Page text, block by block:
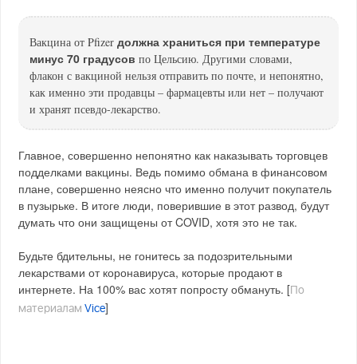
Вакцина от Pfizerдолжна храниться при температуре
минус 70 градусов по Цельсию. Другими словами,
флакон с вакциной нельзя отправить по почте, и непонятно,
как именно эти продавцы – фармацевты или нет – получают
и хранят псевдо-лекарство.
Главное, совершенно непонятно как наказывать торговцев
подделками вакцины. Ведь помимо обмана в финансовом
плане, совершенно неясно что именно получит покупатель
в пузырьке. В итоге люди, поверившие в этот развод, будут
думать что они защищены от COVID, хотя это не так.
Будьте бдительны, не гонитесь за подозрительными
лекарствами от коронавируса, которые продают в
интернете. На 100% вас хотят попросту обмануть. [ По
материаламVice]